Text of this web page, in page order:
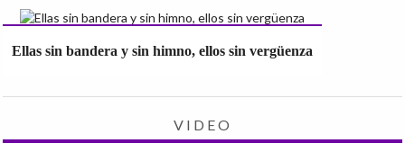
Ellas sin bandera y sin himno, ellos sin vergüenza
VIDEO